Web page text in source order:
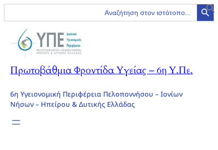
Search Search Button
Πρωτοβάθμια Φροντίδα Υγείας – 6η Υ.Πε.
6η Υγειονομική Περιφέρεια Πελοποννήσου – Ιονίων
Νήσων – Ηπείρου & Δυτικής Ελλάδας